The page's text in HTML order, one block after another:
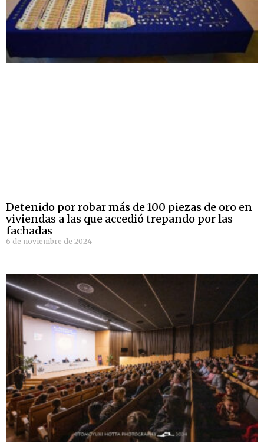
Detenido por robar más de 100 piezas de oro en
viviendas a las que accedió trepando por las
fachadas
6 de noviembre de 2024